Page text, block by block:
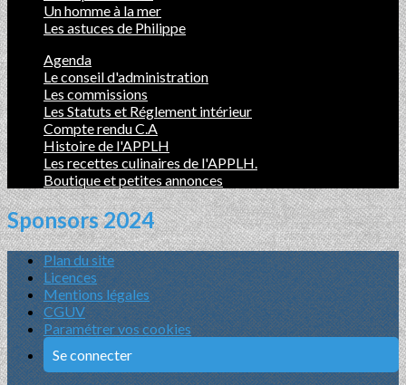
Un homme à la mer
Les astuces de Philippe
Agenda
Le conseil d'administration
Les commissions
Les Statuts et Réglement intérieur
Compte rendu C.A
Histoire de l'APPLH
Les recettes culinaires de l'APPLH.
Boutique et petites annonces
Sponsors 2024
Plan du site
Licences
Mentions légales
CGUV
Paramétrer vos cookies
Se connecter